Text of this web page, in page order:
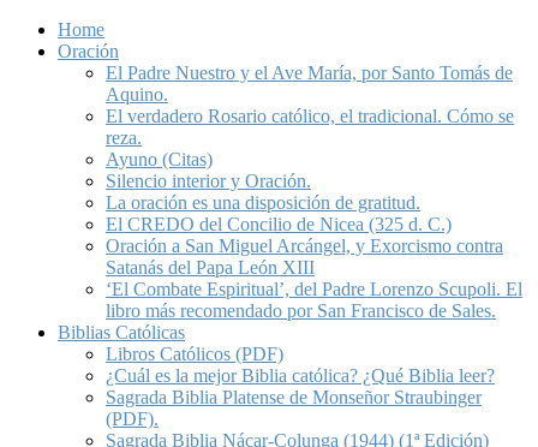
Home
Oración
El Padre Nuestro y el Ave María, por Santo Tomás de
Aquino.
El verdadero Rosario católico, el tradicional. Cómo se
reza.
Ayuno (Citas)
Silencio interior y Oración.
La oración es una disposición de gratitud.
El CREDO del Concilio de Nicea (325 d. C.)
Oración a San Miguel Arcángel, y Exorcismo contra
Satanás del Papa León XIII
‘El Combate Espiritual’, del Padre Lorenzo Scupoli. El
libro más recomendado por San Francisco de Sales.
Biblias Católicas
Libros Católicos (PDF)
¿Cuál es la mejor Biblia católica? ¿Qué Biblia leer?
Sagrada Biblia Platense de Monseñor Straubinger
(PDF).
Sagrada Biblia Nácar-Colunga (1944) (1ª Edición)